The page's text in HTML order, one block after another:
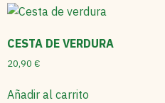
CESTA DE VERDURA
20,90 €
Añadir al carrito